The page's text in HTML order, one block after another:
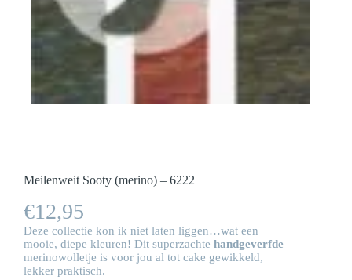
Meilenweit Sooty (merino) – 6222
€12,95
Deze collectie kon ik niet laten liggen…wat een
mooie, diepe kleuren! Dit superzachte handgeverfde
merinowolletje is voor jou al tot cake gewikkeld,
lekker praktisch.